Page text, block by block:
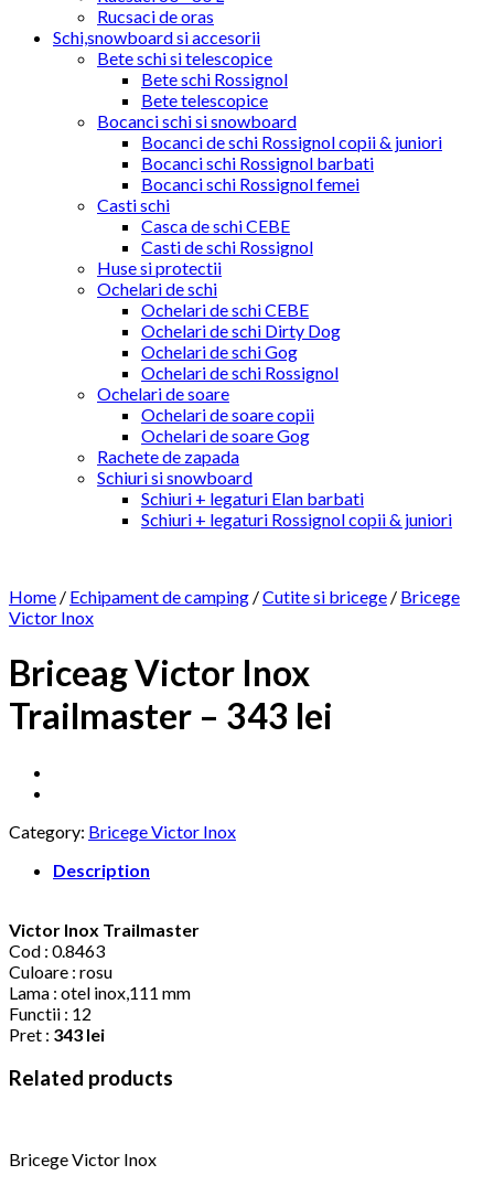
Rucsaci de oras
Schi,snowboard si accesorii
Bete schi si telescopice
Bete schi Rossignol
Bete telescopice
Bocanci schi si snowboard
Bocanci de schi Rossignol copii & juniori
Bocanci schi Rossignol barbati
Bocanci schi Rossignol femei
Casti schi
Casca de schi CEBE
Casti de schi Rossignol
Huse si protectii
Ochelari de schi
Ochelari de schi CEBE
Ochelari de schi Dirty Dog
Ochelari de schi Gog
Ochelari de schi Rossignol
Ochelari de soare
Ochelari de soare copii
Ochelari de soare Gog
Rachete de zapada
Schiuri si snowboard
Schiuri + legaturi Elan barbati
Schiuri + legaturi Rossignol copii & juniori
Home / Echipament de camping /Cutite si bricege / Bricege
Victor Inox
Briceag Victor Inox
Trailmaster – 343 lei
Category: Bricege Victor Inox
Description
Victor Inox Trailmaster
Cod : 0.8463
Culoare : rosu
Lama : otel inox,111 mm
Functii : 12
Pret : 343 lei
Related products
Bricege Victor Inox